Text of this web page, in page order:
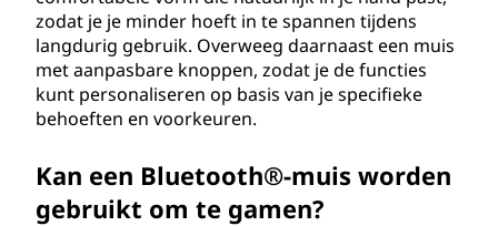
zodat je je minder hoeft in te spannen tijdens
langdurig gebruik. Overweeg daarnaast een muis
met aanpasbare knoppen, zodat je de functies
kunt personaliseren op basis van je specifieke
behoeften en voorkeuren.
Kan een Bluetooth®-muis worden
gebruikt om te gamen?